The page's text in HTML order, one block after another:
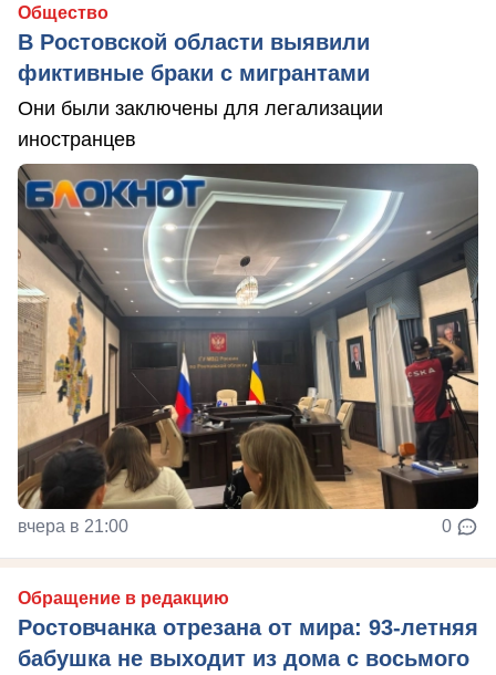
Общество
В Ростовской области выявили
фиктивные браки с мигрантами
Они были заключены для легализации
иностранцев
вчера в 21:00 0
Обращение в редакцию
Ростовчанка отрезана от мира: 93-летняя
бабушка не выходит из дома с восьмого